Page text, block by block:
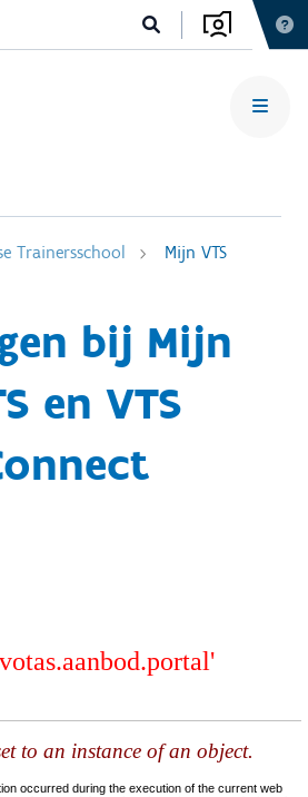
Trainersschool Mijn VTS
bij Mijn
en VTS